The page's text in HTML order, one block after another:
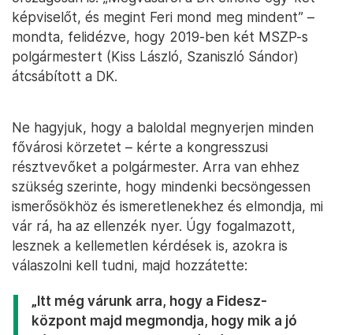
képviselőt, és megint Feri mond meg mindent” –
mondta, felidézve, hogy 2019-ben két MSZP-s
polgármestert (Kiss László, Szaniszló Sándor)
átcsábított a DK.
Ne hagyjuk, hogy a baloldal megnyerjen minden
fővárosi körzetet – kérte a kongresszusi
résztvevőket a polgármester. Arra van ehhez
szükség szerinte, hogy mindenki becsöngessen
ismerősökhöz és ismeretlenekhez és elmondja, mi
vár rá, ha az ellenzék nyer. Úgy fogalmazott,
lesznek a kellemetlen kérdések is, azokra is
válaszolni kell tudni, majd hozzátette:
„Itt még várunk arra, hogy a Fidesz-
központ majd megmondja, hogy mik a jó